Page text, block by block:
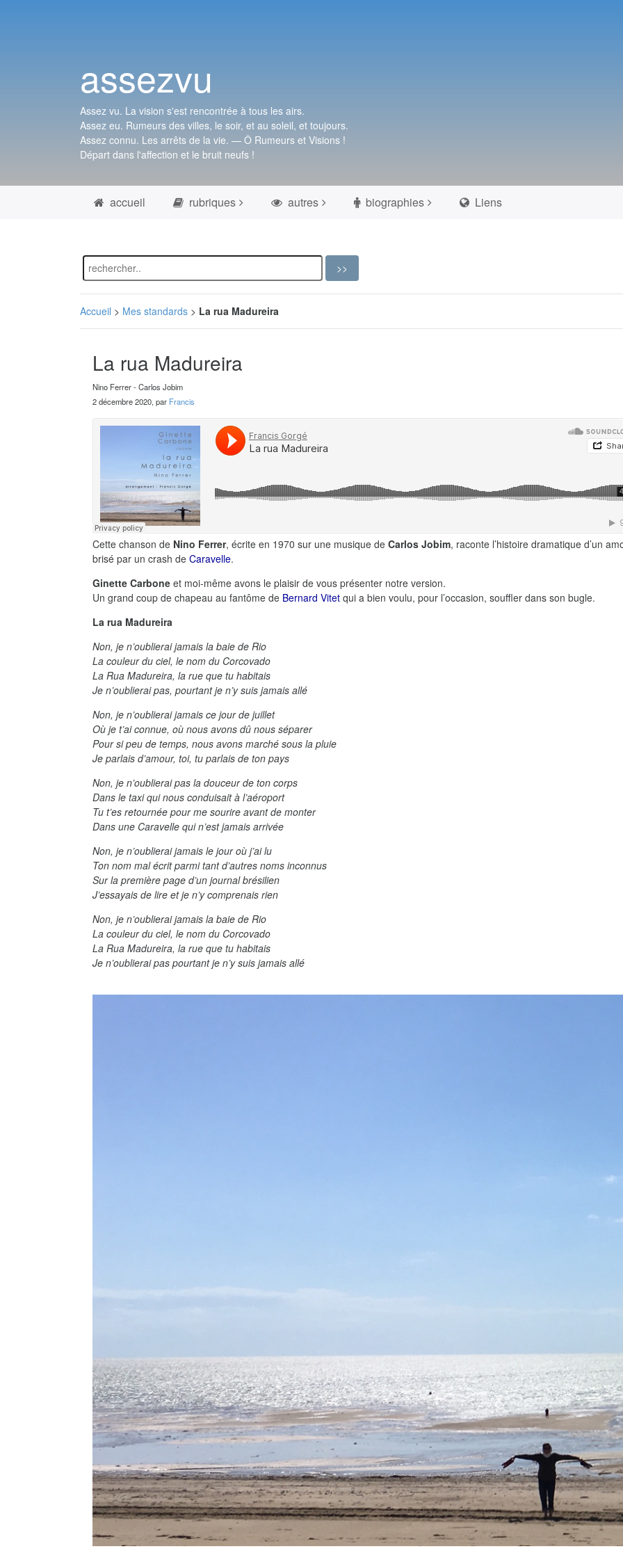
assezvu
Assez vu. La vision s'est rencontrée à tous les airs.
Assez eu. Rumeurs des villes, le soir, et au soleil, et toujours.
Assez connu. Les arrêts de la vie. — Ô Rumeurs et Visions !
Départ dans l'affection et le bruit neufs !
accueil rubriques autres biographies Liens
Accueil > Mes standards > La rua Madureira
La rua Madureira
Nino Ferrer - Carlos Jobim
2 décembre 2020, par Francis
Cette chanson de Nino Ferrer, écrite en 1970 sur une musique deCarlos Jobim, raconte l’histoire dramatique d’un
brisé par un crash deCaravelle.
Ginette Carbone et moi-même avons le plaisir de vous présenter notre version.
Un grand coup de chapeau au fantôme de Bernard Vitet qui a bien voulu, pour l’occasion, souffler dans son bugle.
La rua Madureira
Non, je n’oublierai jamais la baie de Rio
La couleur du ciel, le nom du Corcovado
La Rua Madureira, la rue que tu habitais
Je n’oublierai pas, pourtant je n’y suis jamais allé
Non, je n’oublierai jamais ce jour de juillet
Où je t’ai connue, où nous avons dû nous séparer
Pour si peu de temps, nous avons marché sous la pluie
Je parlais d’amour, toi, tu parlais de ton pays
Non, je n’oublierai pas la douceur de ton corps
Dans le taxi qui nous conduisait à l’aéroport
Tu t’es retournée pour me sourire avant de monter
Dans une Caravelle qui n’est jamais arrivée
Non, je n’oublierai jamais le jour où j’ai lu
Ton nom mal écrit parmi tant d’autres noms inconnus
Sur la première page d’un journal brésilien
J’essayais de lire et je n’y comprenais rien
Non, je n’oublierai jamais la baie de Rio
La couleur du ciel, le nom du Corcovado
La Rua Madureira, la rue que tu habitais
Je n’oublierai pas pourtant je n’y suis jamais allé